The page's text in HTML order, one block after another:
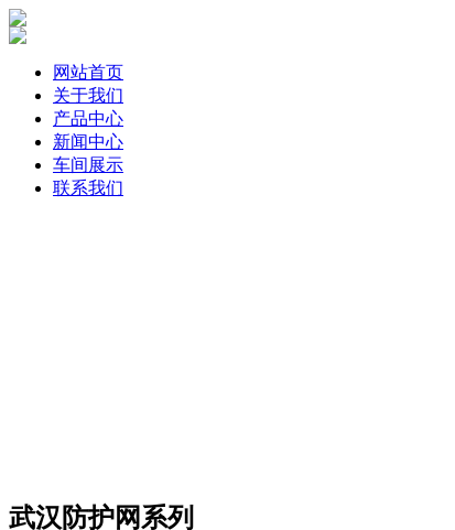
网站首页
关于我们
产品中心
新闻中心
车间展示
联系我们
武汉防护网系列